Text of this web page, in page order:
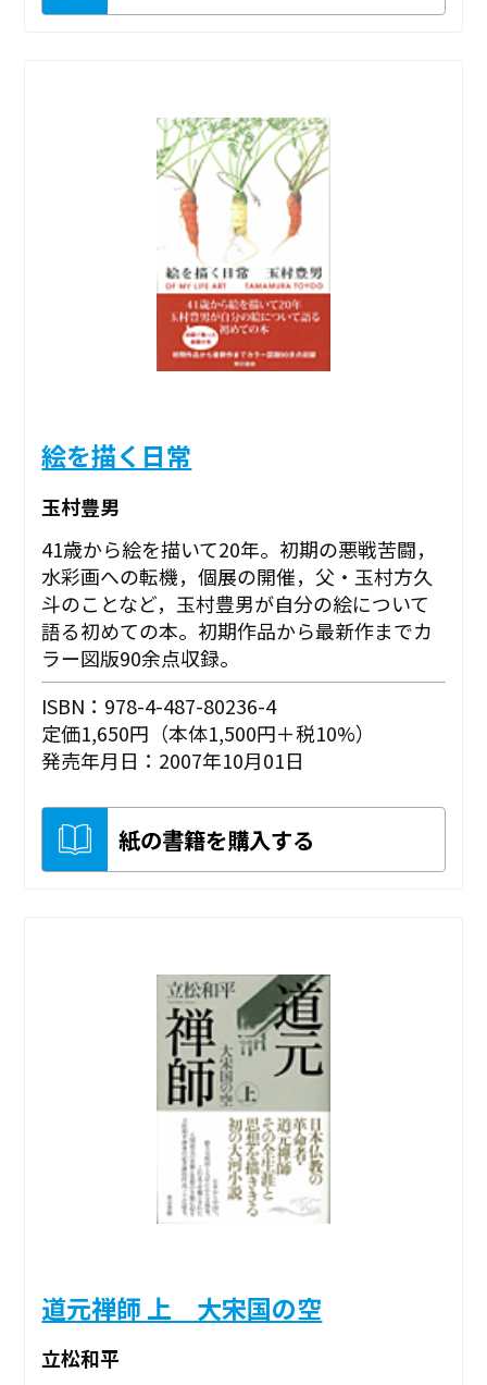
絵を描く日常
玉村豊男
41歳から絵を描いて20年。初期の悪戦苦闘，
水彩画への転機，個展の開催，父・玉村方久
斗のことなど，玉村豊男が自分の絵について
語る初めての本。初期作品から最新作までカ
ラー図版90余点収録。
ISBN：978-4-487-80236-4
定価1,650円（本体1,500円＋税10%）
発売年月日：2007年10月01日
紙の書籍を購入する
道元禅師 上 大宋国の空
立松和平